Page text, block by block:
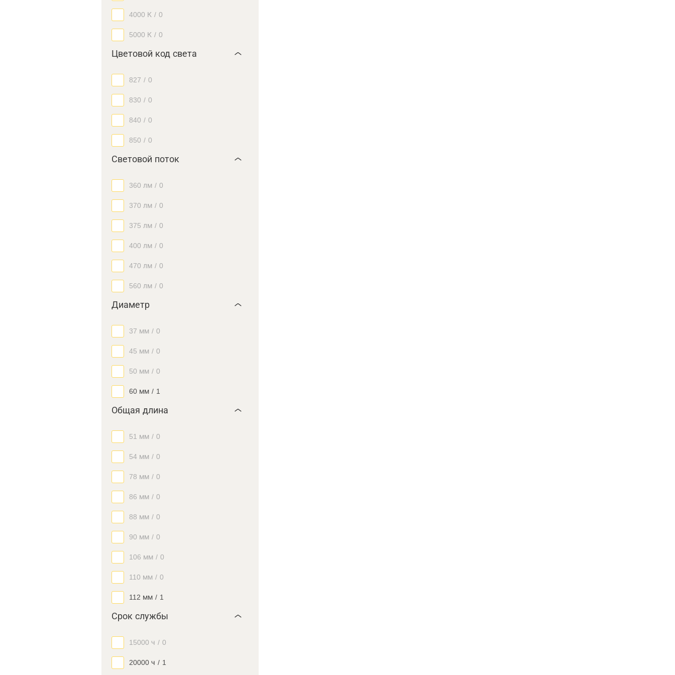
4000 К / 0
5000 К / 0
Цветовой код света
827 / 0
830 / 0
840 / 0
850 / 0
Световой поток
360 лм / 0
370 лм / 0
375 лм / 0
400 лм / 0
470 лм / 0
560 лм / 0
Диаметр
37 мм / 0
45 мм / 0
50 мм / 0
60 мм / 1
Общая длина
51 мм / 0
54 мм / 0
78 мм / 0
86 мм / 0
88 мм / 0
90 мм / 0
106 мм / 0
110 мм / 0
112 мм / 1
Срок службы
15000 ч / 0
20000 ч / 1